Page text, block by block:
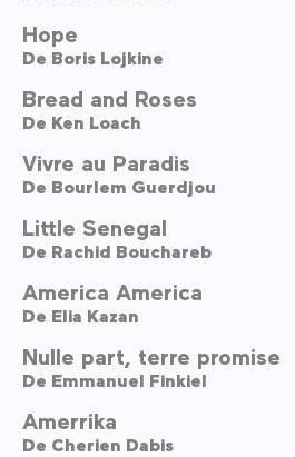
Hope
De Boris Lojkine
Bread and Roses
De Ken Loach
Vivre au Paradis
De Bourlem Guerdjou
Little Senegal
De Rachid Bouchareb
America America
De Elia Kazan
Nulle part, terre promise
De Emmanuel Finkiel
Amerrika
De Cherien Dabis